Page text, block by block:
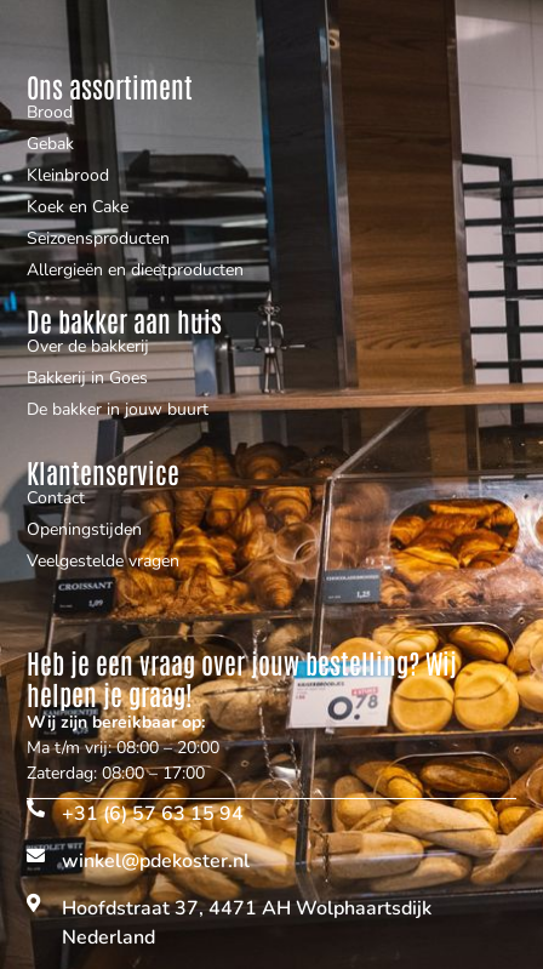
Ons assortiment
Brood
Gebak
Kleinbrood
Koek en Cake
Seizoensproducten
Allergieën en dieetproducten
De bakker aan huis
Over de bakkerij
Bakkerij in Goes
De bakker in jouw buurt
Klantenservice
Contact
Openingstijden
Veelgestelde vragen
Heb je een vraag over jouw bestelling? Wij
helpen je graag!
Wij zijn bereikbaar op:
Ma t/m vrij: 08:00 – 20:00
Zaterdag: 08:00 – 17:00
+31 (6) 57 63 15 94
winkel@pdekoster.nl
Hoofdstraat 37, 4471 AH Wolphaartsdijk
Nederland